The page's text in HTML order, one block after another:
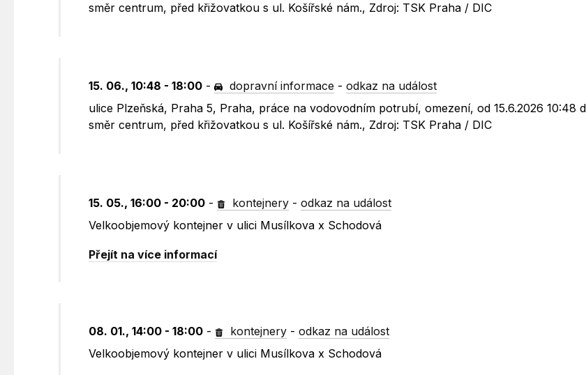
směr centrum, před křižovatkou s ul. Košířské nám., Zdroj: TSK Praha / DIC
15. 06., 10:48 - 18:00 - dopravní informace -odkaz na událost
ulice Plzeňská, Praha 5, Praha, práce na vodovodním potrubí, omezení, od 15.6.2026 10:48
směr centrum, před křižovatkou s ul. Košířské nám., Zdroj: TSK Praha / DIC
15. 05., 16:00 - 20:00 - kontejnery -odkaz na událost
Velkoobjemový kontejner v ulici Musílkova x Schodová
Přejít na více informací
08. 01., 14:00 - 18:00 - kontejnery -odkaz na událost
Velkoobjemový kontejner v ulici Musílkova x Schodová